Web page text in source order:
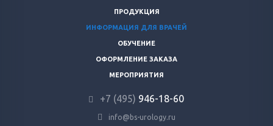
ПРОДУКЦИЯ
ИНФОРМАЦИЯ ДЛЯ ВРАЧЕЙ
ОБУЧЕНИЕ
ОФОРМЛЕНИЕ ЗАКАЗА
МЕРОПРИЯТИЯ
+7 (495) 946-18-60
info@bs-urology.ru